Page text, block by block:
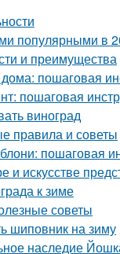
популярными в
и преимущества
пошаговая
пошаговая
виноград
правила и советы
пошаговая
и искусстве
к зиме
советы
шиповник на зиму
наследие